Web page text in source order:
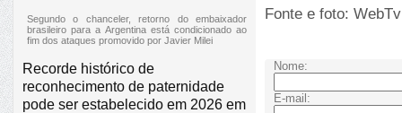
Segundo o chanceler, retorno do embaixador
brasileiro para a Argentina está condicionado ao
fim dos ataques promovido por Javier Milei
Recorde histórico de
reconhecimento de paternidade
pode ser estabelecido em 2026 em
Fonte e foto:
Nome:
E-mail: